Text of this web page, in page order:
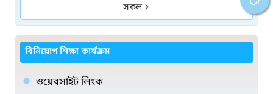
সকল
বিনিয়োগ শিক্ষা কার্যক্রম
ওয়েবসাইট লিংক